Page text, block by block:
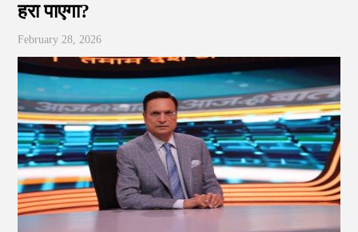
हरा पाएगा?
February 28, 2026